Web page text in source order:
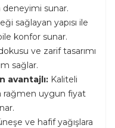
deneyimi sunar.
sağlayan yapısı ile
konfor sunar.
ve zarif tasarımı
sağlar.
avantajlı: Kaliteli
rağmen uygun fiyat
ve hafif yağışlara